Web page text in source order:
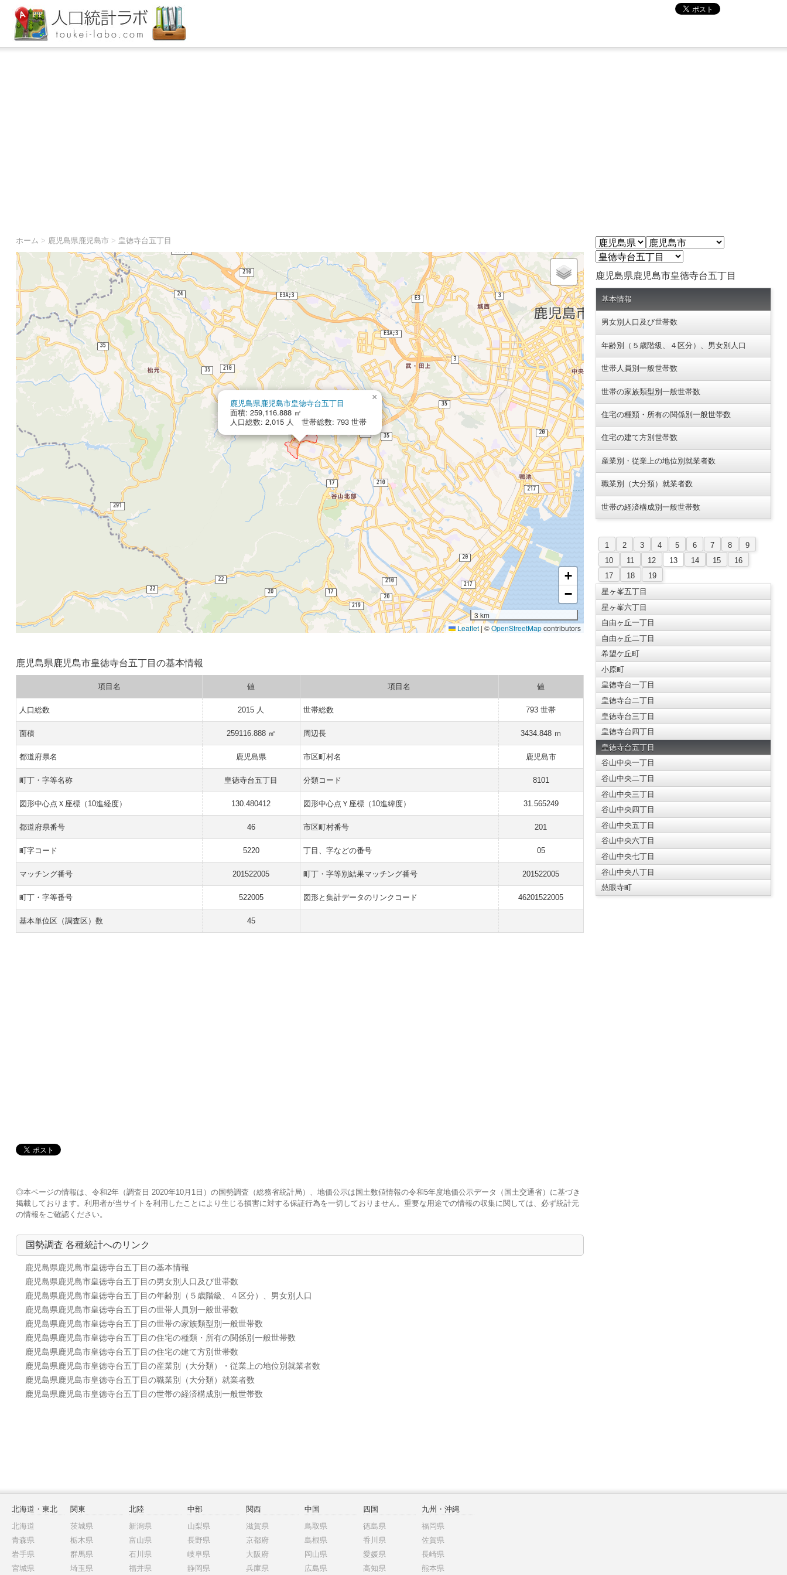
ホーム > 鹿児島県鹿児島市> 皇徳寺台五丁目
鹿児島県鹿児島市皇徳寺台五丁目
面積: 259,116.888 ㎡
人口総数: 2,015 人 世帯総数: 793 世帯
×
+
−
3 km
Leaflet | ©OpenStreetMapcontributors
鹿児島県鹿児島市皇徳寺台五丁目の基本情報
項目名 値 項目名 値
人口総数 2015 人 世帯総数 793 世帯
面積 259116.888 ㎡ 周辺長 3434.848 ｍ
都道府県名 鹿児島県 市区町村名 鹿児島市
町丁・字等名称 皇徳寺台五丁目 分類コード 8101
図形中心点Ｘ座標（10進経度） 130.480412 図形中心点Ｙ座標（10進緯度） 31.565249
都道府県番号 46 市区町村番号 201
町字コード 5220 丁目、字などの番号 05
マッチング番号 201522005 町丁・字等別結果マッチング番号 201522005
町丁・字等番号 522005 図形と集計データのリンクコード 46201522005
基本単位区（調査区）数 45
◎本ページの情報は、令和2年（調査日 2020年10月1日）の国勢調査（総務省統計局）、地価公示は国土数値情報の令和5年度地価公示データ（国土交通省）に基づき
掲載しております。利用者が当サイトを利用したことにより生じる損害に対する保証行為を一切しておりません。重要な用途での情報の収集に関しては、必ず統計元
の情報をご確認ください。
国勢調査 各種統計へのリンク
鹿児島県鹿児島市皇徳寺台五丁目の基本情報
鹿児島県鹿児島市皇徳寺台五丁目の男女別人口及び世帯数
鹿児島県鹿児島市皇徳寺台五丁目の年齢別（５歳階級、４区分）、男女別人口
鹿児島県鹿児島市皇徳寺台五丁目の世帯人員別一般世帯数
鹿児島県鹿児島市皇徳寺台五丁目の世帯の家族類型別一般世帯数
鹿児島県鹿児島市皇徳寺台五丁目の住宅の種類・所有の関係別一般世帯数
鹿児島県鹿児島市皇徳寺台五丁目の住宅の建て方別世帯数
鹿児島県鹿児島市皇徳寺台五丁目の産業別（大分類）・従業上の地位別就業者数
鹿児島県鹿児島市皇徳寺台五丁目の職業別（大分類）就業者数
鹿児島県鹿児島市皇徳寺台五丁目の世帯の経済構成別一般世帯数
鹿児島県鹿児島市皇徳寺台五丁目
基本情報
男女別人口及び世帯数
年齢別（５歳階級、４区分）、男女別人口
世帯人員別一般世帯数
世帯の家族類型別一般世帯数
住宅の種類・所有の関係別一般世帯数
住宅の建て方別世帯数
産業別・従業上の地位別就業者数
職業別（大分類）就業者数
世帯の経済構成別一般世帯数
1 2 3 4 5 6 7 8
9
10
11 12 13 14 15
16
17
18
19
星ヶ峯五丁目
星ヶ峯六丁目
自由ヶ丘一丁目
自由ヶ丘二丁目
希望ケ丘町
小原町
皇徳寺台一丁目
皇徳寺台二丁目
皇徳寺台三丁目
皇徳寺台四丁目
皇徳寺台五丁目
谷山中央一丁目
谷山中央二丁目
谷山中央三丁目
谷山中央四丁目
谷山中央五丁目
谷山中央六丁目
谷山中央七丁目
谷山中央八丁目
慈眼寺町
北海道・東北
北海道
青森県
岩手県
宮城県
関東
茨城県
栃木県
群馬県
埼玉県
北陸
新潟県
富山県
石川県
福井県
中部
山梨県
長野県
岐阜県
静岡県
関西
滋賀県
京都府
大阪府
兵庫県
中国
鳥取県
島根県
岡山県
広島県
四国
徳島県
香川県
愛媛県
高知県
九州・沖縄
福岡県
佐賀県
長崎県
熊本県